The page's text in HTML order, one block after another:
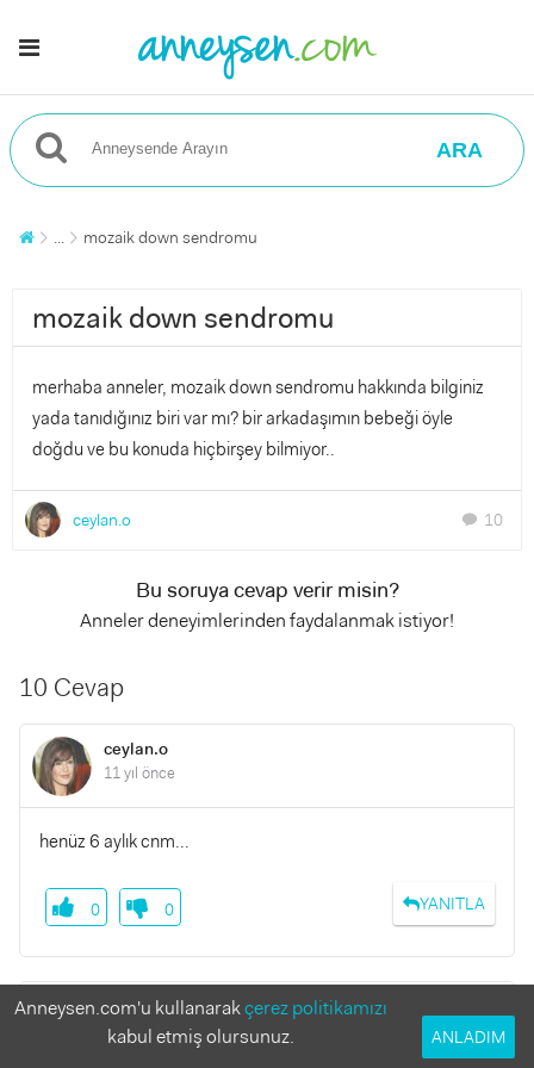
ARA
... mozaik down sendromu
mozaik down sendromu
merhaba anneler, mozaik down sendromu hakkında bilginiz
yada tanıdığınız biri var mı? bir arkadaşımın bebeği öyle
doğdu ve bu konuda hiçbirşey bilmiyor..
ceylan.o chat 10
Bu soruya cevap verir misin?
Anneler deneyimlerinden faydalanmak istiyor!
10 Cevap
ceylan.o
11 yıl önce
henüz 6 aylık cnm...
YANITLA
0 0
ddmab
11 yıl önce
Anneysen.com'u kullanarakçerez politikamızı
kabul etmiş olursunuz.
ANLADIM